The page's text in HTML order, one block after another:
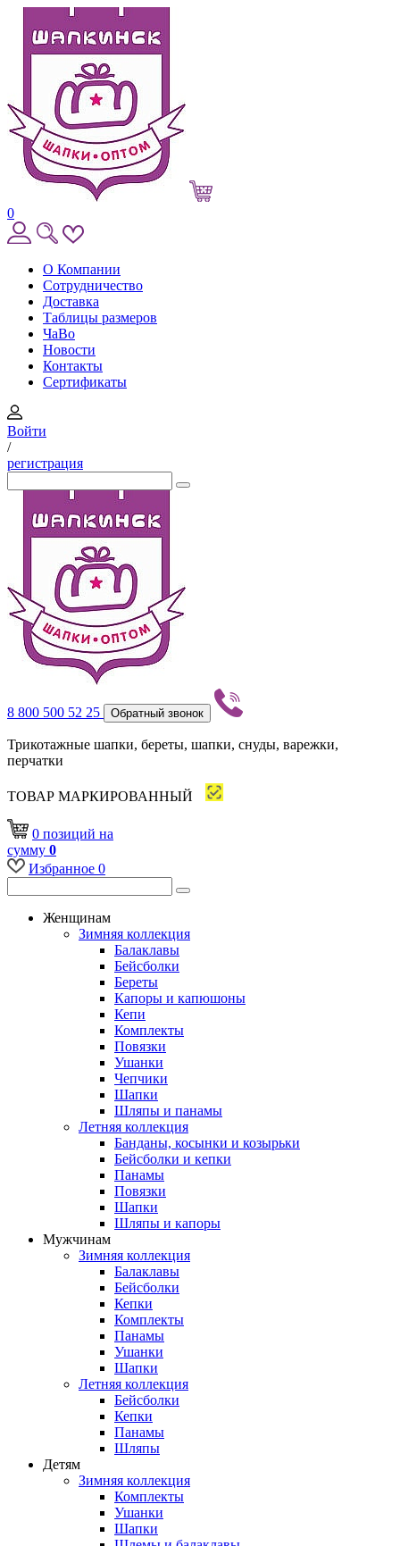
0
О Компании
Сотрудничество
Доставка
Таблицы размеров
ЧаВо
Новости
Контакты
Сертификаты
Войти
/
регистрация
8 800 500 52 25 Обратный звонок
Трикотажные шапки, береты, шапки, снуды, варежки,
перчатки
ТОВАР МАРКИРОВАННЫЙ
0 позиций на
сумму 0
Избранное 0
Женщинам
Зимняя коллекция
Балаклавы
Бейсболки
Береты
Капоры и капюшоны
Кепи
Комплекты
Повязки
Ушанки
Чепчики
Шапки
Шляпы и панамы
Летняя коллекция
Банданы, косынки и козырьки
Бейсболки и кепки
Панамы
Повязки
Шапки
Шляпы и капоры
Мужчинам
Зимняя коллекция
Балаклавы
Бейсболки
Кепки
Комплекты
Панамы
Ушанки
Шапки
Летняя коллекция
Бейсболки
Кепки
Панамы
Шляпы
Детям
Зимняя коллекция
Комплекты
Ушанки
Шапки